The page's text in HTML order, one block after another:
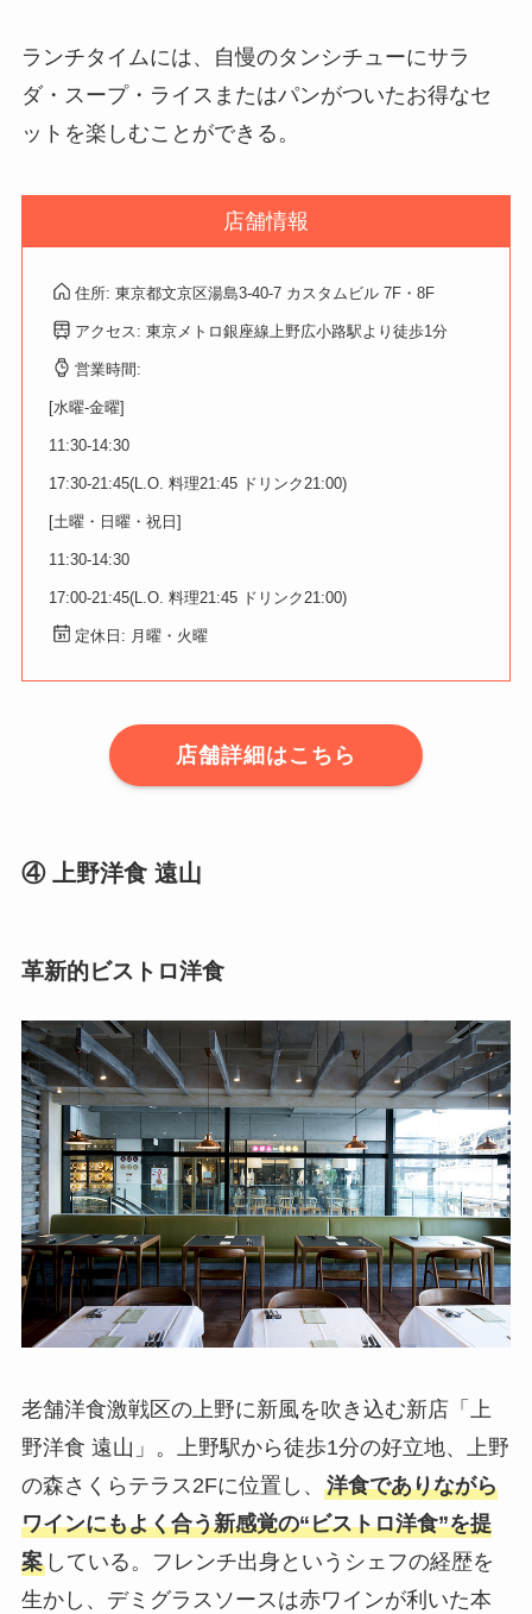
ランチタイムには、自慢のタンシチューにサラ
ダ・スープ・ライスまたはパンがついたお得なセ
ットを楽しむことができる。
店舗情報
住所: 東京都文京区湯島3-40-7 カスタムビル 7F・8F
アクセス: 東京メトロ銀座線上野広小路駅より徒歩1分
営業時間:
[水曜-金曜]
11:30-14:30
17:30-21:45(L.O. 料理21:45 ドリンク21:00)
[土曜・日曜・祝日]
11:30-14:30
17:00-21:45(L.O. 料理21:45 ドリンク21:00)
定休日: 月曜・火曜
店舗詳細はこちら
④ 上野洋食 遠山
革新的ビストロ洋食
老舗洋食激戦区の上野に新風を吹き込む新店「上
野洋食 遠山」。上野駅から徒歩1分の好立地、上野
の森さくらテラス2Fに位置し、 洋食でありながら
ワインにもよく合う新感覚の“ビストロ洋食”を提
案している。フレンチ出身というシェフの経歴を
生かし、デミグラスソースは赤ワインが利いた本